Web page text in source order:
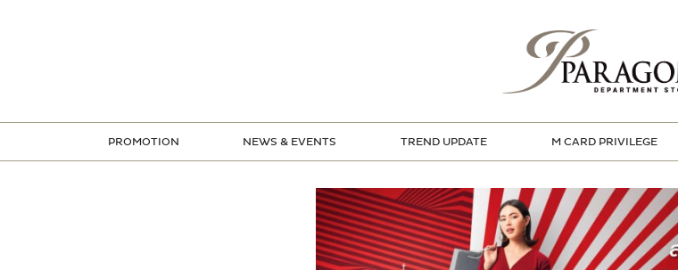
PROMOTION NEWS & EVENTS TREND UPDATE M CARD PRIVILEGE